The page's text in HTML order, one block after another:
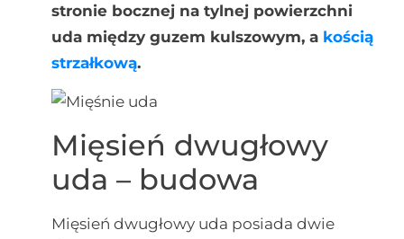
stronie bocznej na tylnej powierzchni
uda między guzem kulszowym, a kością
strzałkową.
Mięsień dwugłowy
uda – budowa
Mięsień dwugłowy uda posiada dwie